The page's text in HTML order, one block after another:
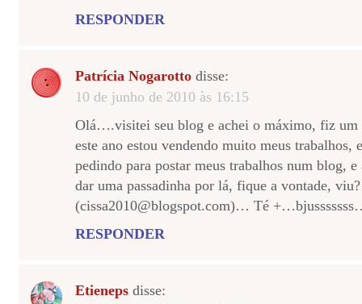
RESPONDER
Patrícia Nogarotto disse:
10 de junho de 2010 às 16:15
Olá….visitei seu blog e achei o máximo, fiz um
este ano estou vendendo muito meus trabalhos,
pedindo para postar meus trabalhos num blog,
dar uma passadinha por lá, fique a vontade,
(cissa2010@blogspot.com)… Té
RESPONDER
Etieneps disse: